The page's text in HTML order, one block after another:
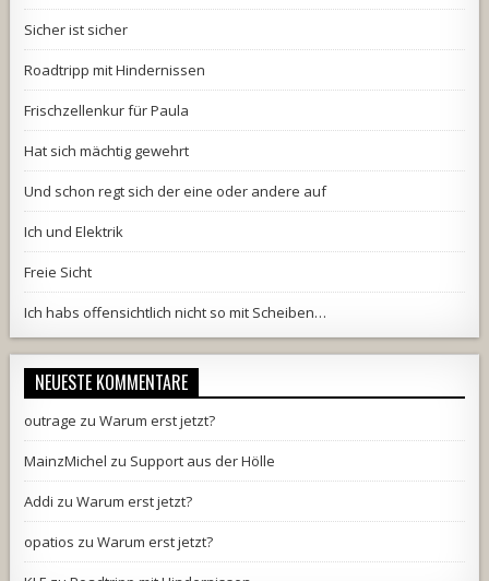
Sicher ist sicher
Roadtripp mit Hindernissen
Frischzellenkur für Paula
Hat sich mächtig gewehrt
Und schon regt sich der eine oder andere auf
Ich und Elektrik
Freie Sicht
Ich habs offensichtlich nicht so mit Scheiben…
NEUESTE KOMMENTARE
outrage zuWarum erst jetzt?
MainzMichel zu Support aus der Hölle
Addi zuWarum erst jetzt?
opatios zuWarum erst jetzt?